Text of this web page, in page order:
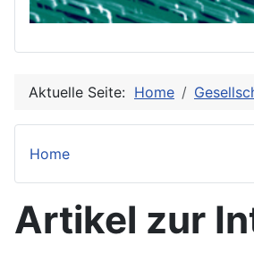
Aktuelle Seite: Home
Home
Artikel zur